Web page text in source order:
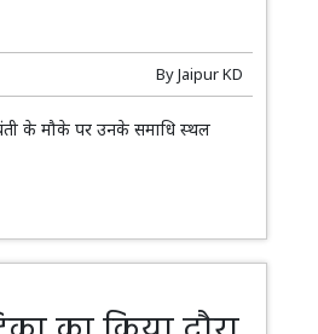
ByJaipur KD
जयंती के मौके पर उनके समाधि स्थल